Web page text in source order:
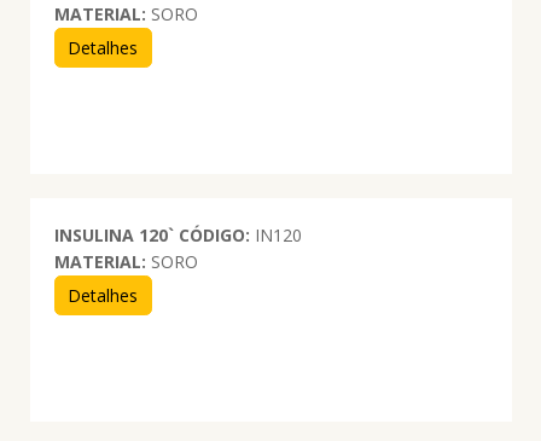
MATERIAL: SORO
Detalhes
INSULINA 120` CÓDIGO: IN120
MATERIAL: SORO
Detalhes